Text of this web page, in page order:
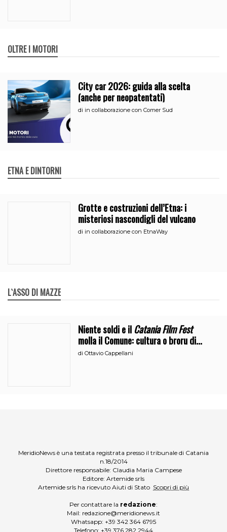
OLTRE I MOTORI
City car 2026: guida alla scelta
(anche per neopatentati)
di in collaborazione con Comer Sud
ETNA E DINTORNI
Grotte e costruzioni dell’Etna: i
misteriosi nascondigli del vulcano
di in collaborazione con EtnaWay
L`ASSO DI MAZZE
Niente soldi e ilCatania Film Fest
molla il Comune: cultura o broru di
ciciri?
diOttavio Cappellani
MeridioNews è una testata registrata presso il tribunale di Catania
n.18/2014
Direttore responsabile: Claudia Maria Campese
Editore: Artemide srls
Artemide srls ha ricevuto Aiuti di Stato Scopri di più
Per contattare la redazione:
Mail: redazione@meridionews.it
Whatsapp: +39 342 364 6795
Telefono: +39 376 282 2944